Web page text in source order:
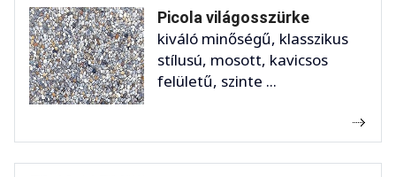
Picola világosszürke
kiváló minőségű, klasszikus
stílusú, mosott, kavicsos
felületű, szinte ...